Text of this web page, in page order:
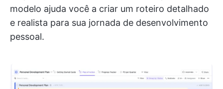
modelo ajuda você a criar um roteiro detalhado
e realista para sua jornada de desenvolvimento
pessoal.